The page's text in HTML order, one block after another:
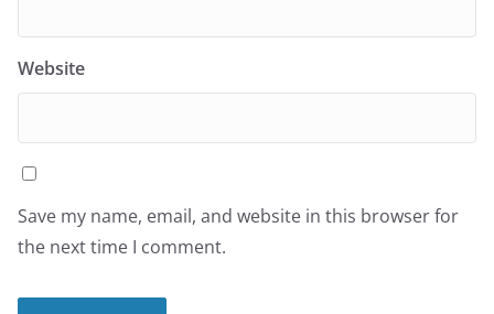
Website
Save my name, email, and website in this browser for
the next time I comment.